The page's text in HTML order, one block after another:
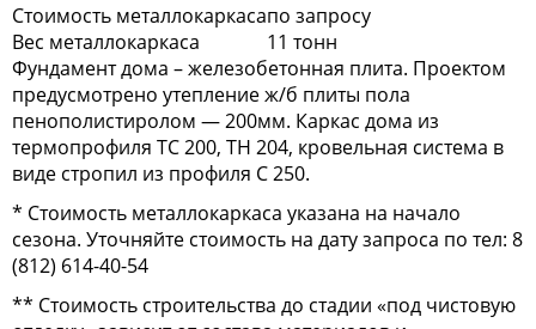
Стоимость металлокаркасапо запросу
Вес металлокаркаса
11 тонн
Фундамент дома – железобетонная плита. Проектом
предусмотрено утепление ж/б плиты пола
пенополистиролом — 200мм. Каркас дома из
термопрофиля ТС 200, ТН 204, кровельная система в
виде стропил из профиля С 250.
* Стоимость металлокаркаса указана на начало
сезона. Уточняйте стоимость на дату запроса по тел: 8
(812) 614-40-54
** Стоимость строительства до стадии «под чистовую